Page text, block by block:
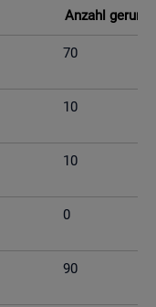
An­zahl
70
10
10
0
90